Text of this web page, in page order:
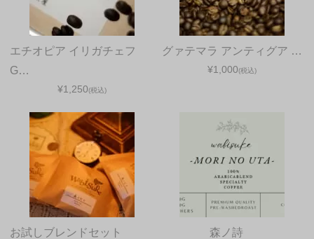
エチオピア イリガチェフ
G…
¥1,250(税込)
グァテマラ アンティグア …
¥1,000(税込)
お試しブレンドセット
森ノ詩